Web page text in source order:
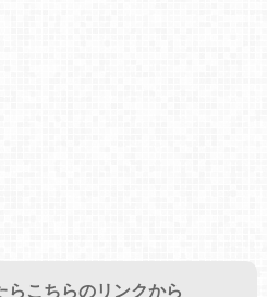
らこちらのリンクから